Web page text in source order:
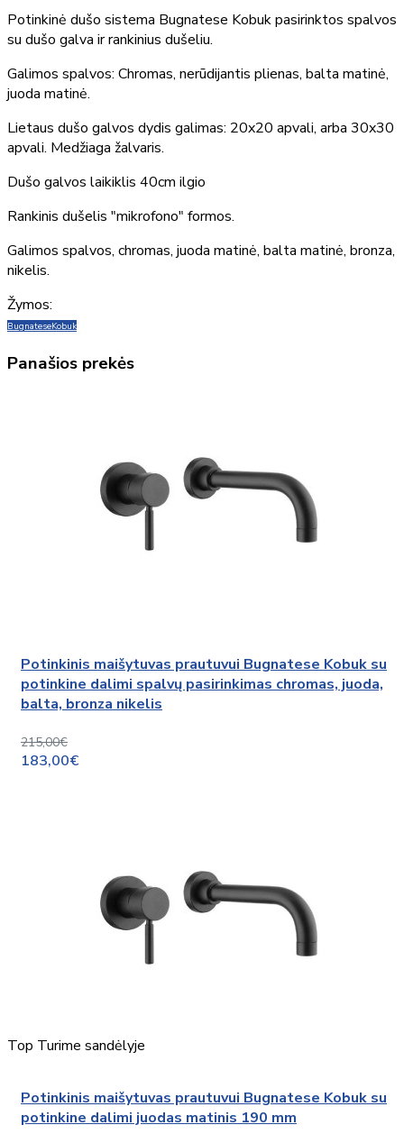
Potinkinė dušo sistema Bugnatese Kobuk pasirinktos spalvos
su dušo galva ir rankinius dušeliu.
Galimos spalvos: Chromas, nerūdijantis plienas, balta matinė,
juoda matinė.
Lietaus dušo galvos dydis galimas: 20x20 apvali, arba 30x30
apvali. Medžiaga žalvaris.
Dušo galvos laikiklis 40cm ilgio
Rankinis dušelis "mikrofono" formos.
Galimos spalvos, chromas, juoda matinė, balta matinė, bronza,
nikelis.
Žymos:
BugnateseKobuk
Panašios prekės
Potinkinis maišytuvas prautuvui Bugnatese Kobuk su
potinkine dalimi spalvų pasirinkimas chromas, juoda,
balta, bronza nikelis
215,00€
183,00€
Top Turime sandėlyje
Potinkinis maišytuvas prautuvui Bugnatese Kobuk su
potinkine dalimi juodas matinis 190 mm